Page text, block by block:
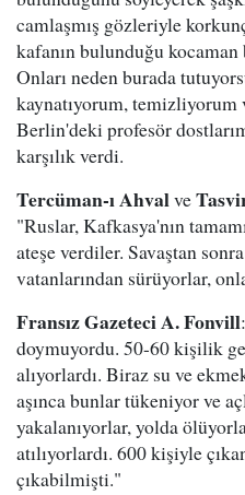
camlaşmış gözleriyle
kafanın bulunduğu kocaman
Onları neden burada
kaynatıyorum, temizliyorum
Berlin'deki profesör
karşılık verdi.
Tercüman-ı Ahvalve
"Ruslar, Kafkasya'nın
ateşe verdiler. Savaştan
vatanlarından sürüyorlar,
Fransız Gazeteci A. Fonvill
doymuyordu. 50-60 kişilik
alıyorlardı. Biraz su ve
aşınca bunlar tükeniyor ve
yakalanıyorlar, yolda
atılıyorlardı. 600 kişiyle
çıkabilmişti."